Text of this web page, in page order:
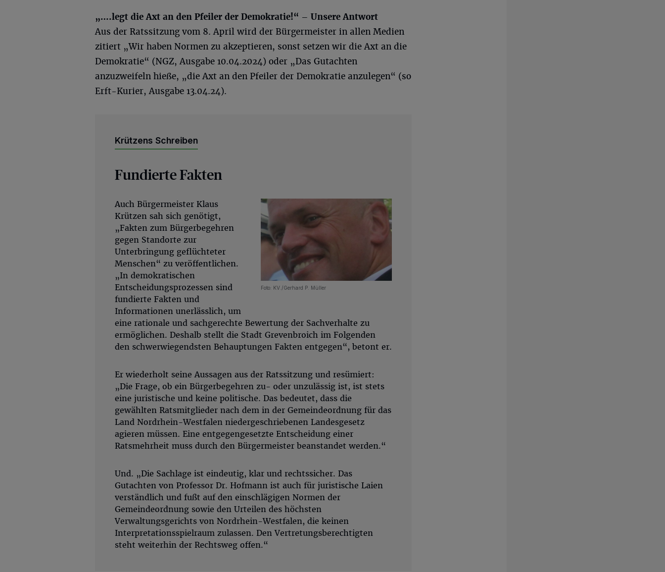
„….legt die Axt an den Pfeiler der Demokratie!“ – Unsere Antwort
Aus der Ratssitzung vom 8. April wird der Bürgermeister in allen Medien
zitiert „Wir haben Normen zu akzeptieren, sonst setzen wir die Axt an die
Demokratie“ (NGZ, Ausgabe 10.04.2024) oder „Das Gutachten
anzuzweifeln hieße, „die Axt an den Pfeiler der Demokratie anzulegen“ (so
Erft-Kurier, Ausgabe 13.04.24).
Krützens Schreiben
Fundierte Fakten
Foto: KV./Gerhard P. Müller
Auch Bürgermeister Klaus
Krützen sah sich genötigt,
„Fakten zum Bürgerbegehren
gegen Standorte zur
Unterbringung geflüchteter
Menschen“ zu veröffentlichen.
„In demokratischen
Entscheidungsprozessen sind
fundierte Fakten und
Informationen unerlässlich, um
eine rationale und sachgerechte Bewertung der Sachverhalte zu
ermöglichen. Deshalb stellt die Stadt Grevenbroich im Folgenden
den schwerwiegendsten Behauptungen Fakten entgegen“, betont er.
Er wiederholt seine Aussagen aus der Ratssitzung und resümiert:
„Die Frage, ob ein Bürgerbegehren zu- oder unzulässig ist, ist stets
eine juristische und keine politische. Das bedeutet, dass die
gewählten Ratsmitglieder nach dem in der Gemeindeordnung für das
Land Nordrhein-Westfalen niedergeschriebenen Landesgesetz
agieren müssen. Eine entgegengesetzte Entscheidung einer
Ratsmehrheit muss durch den Bürgermeister beanstandet werden.“
Und. „Die Sachlage ist eindeutig, klar und rechtssicher. Das
Gutachten von Professor Dr. Hofmann ist auch für juristische Laien
verständlich und fußt auf den einschlägigen Normen der
Gemeindeordnung sowie den Urteilen des höchsten
Verwaltungsgerichts von Nordrhein-Westfalen, die keinen
Interpretationsspielraum zulassen. Den Vertretungsberechtigten
steht weiterhin der Rechtsweg offen.“